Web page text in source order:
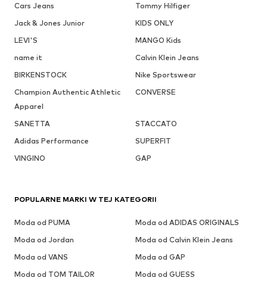
Cars Jeans
Tommy Hilfiger
Jack & Jones Junior
KIDS ONLY
LEVI'S
MANGO Kids
name it
Calvin Klein Jeans
BIRKENSTOCK
Nike Sportswear
Champion Authentic Athletic
Apparel
CONVERSE
SANETTA
STACCATO
Adidas Performance
SUPERFIT
VINGINO
GAP
POPULARNE MARKI W TEJ KATEGORII
Moda od PUMA
Moda od ADIDAS ORIGINALS
Moda od Jordan
Moda od Calvin Klein Jeans
Moda od VANS
Moda od GAP
Moda od TOM TAILOR
Moda od GUESS